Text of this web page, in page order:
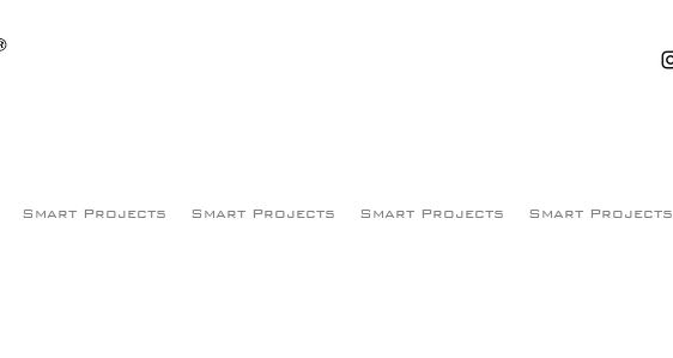
Smart Projects Smart Projects Smart Projects Smart Projects